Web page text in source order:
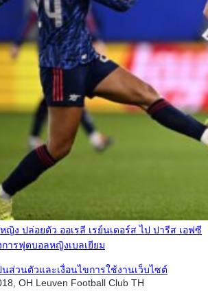
ญิง ปล่อยตัว ออเรลี เรย์นเดอร์ส ไป ปารีส เอฟซี
ารฟุตบอลหญิงเบลเยียม
ส่วนตัวและเงื่อนไขการใช้งานเว็บไซต์
OH Leuven Football Club TH